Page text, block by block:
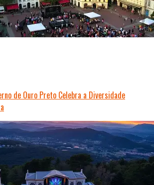
de Ouro Preto Celebra a Diversidade